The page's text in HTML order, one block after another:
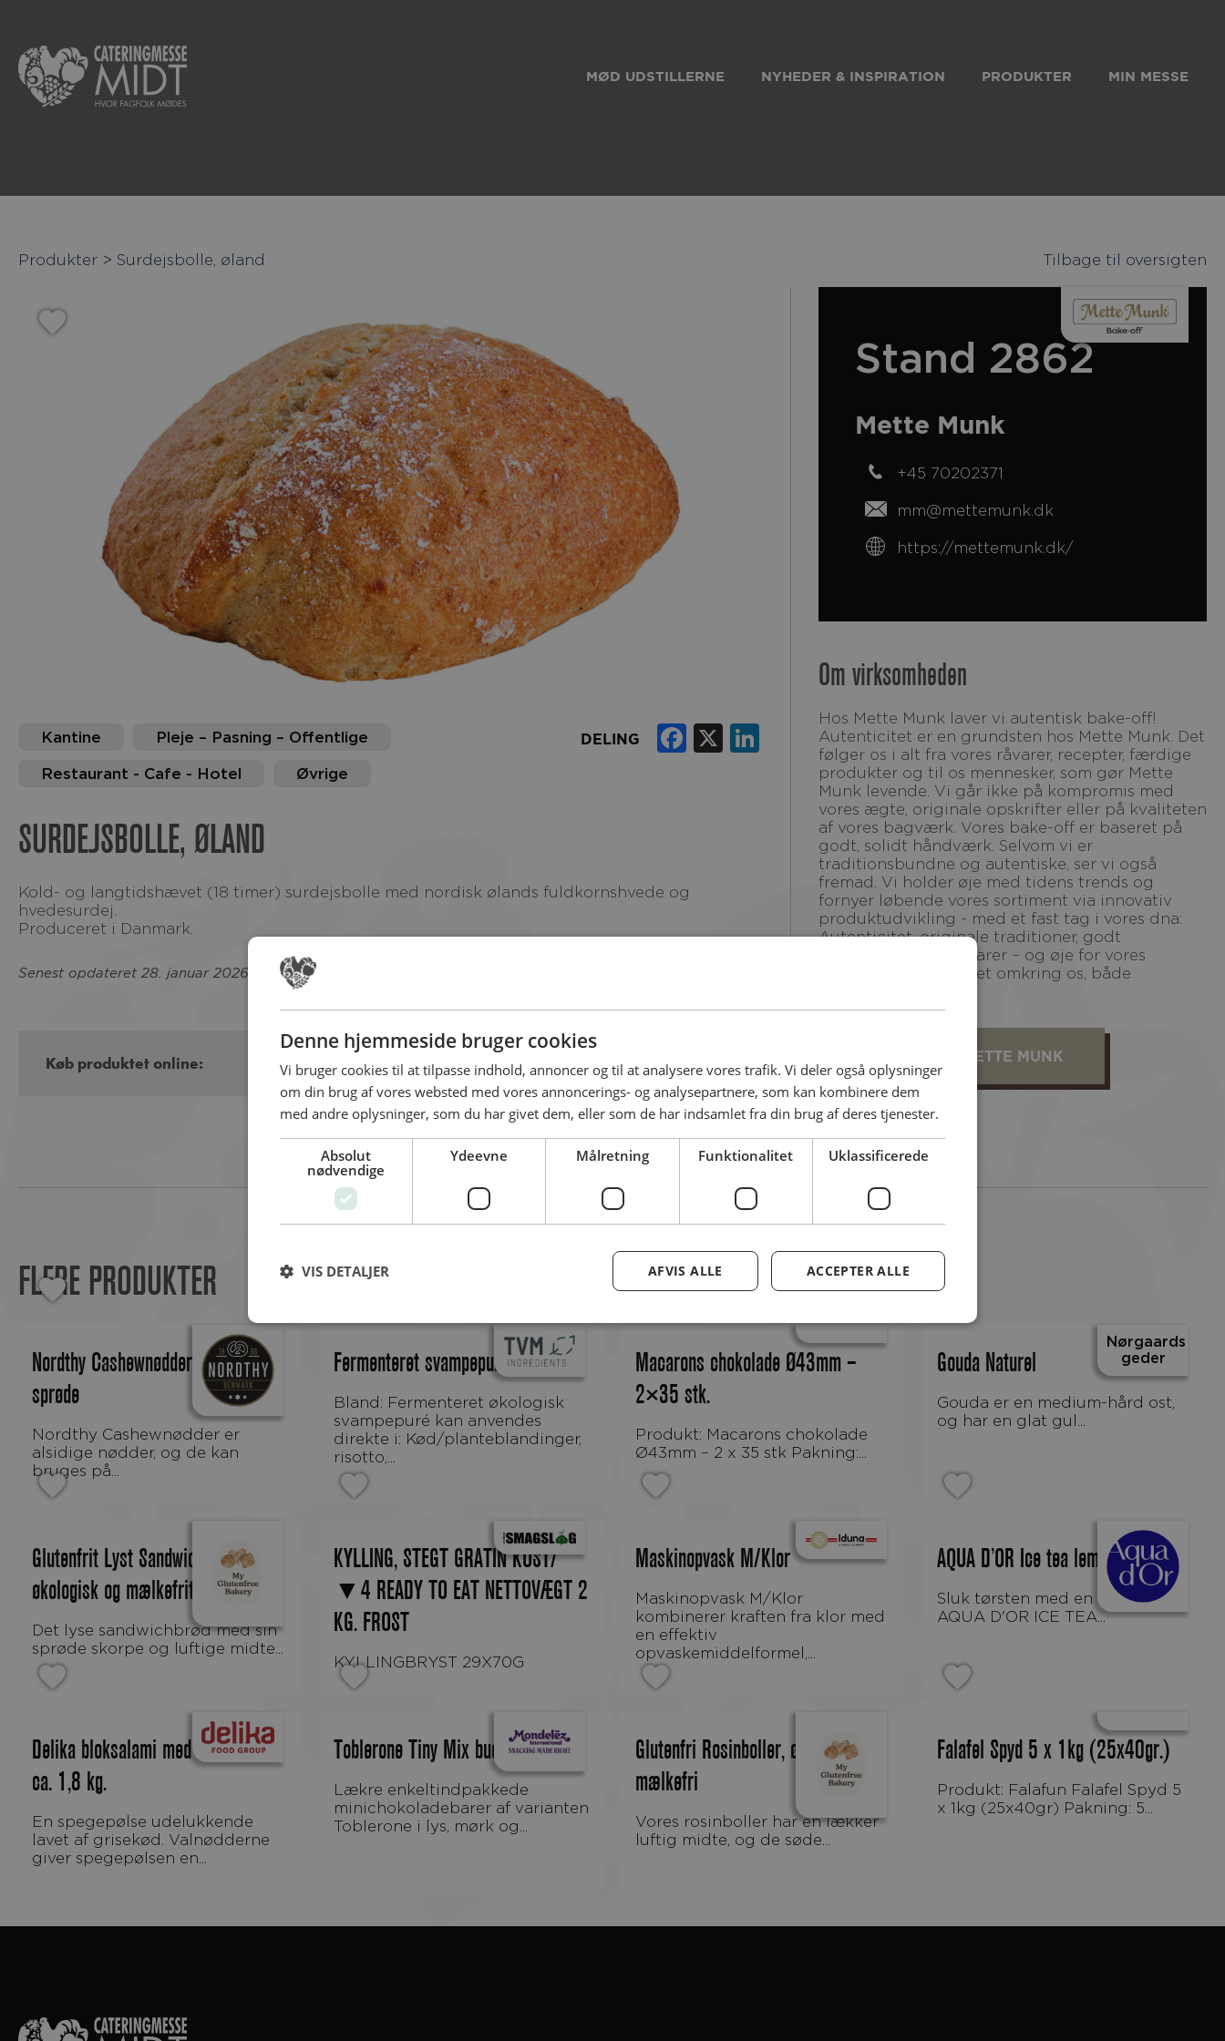
MØD UDSTILLERNE NYHEDER & INSPIRATION PRODUKTER MIN MESSE
Produkter > Surdejsbolle, øland Tilbage til oversigten
Kantine
Pleje – Pasning – Offentlige
Restaurant - Cafe - Hotel
Øvrige
DELING Facebook
X LinkedIn
SURDEJSBOLLE, ØLAND
Kold- og langtidshævet (18 timer) surdejsbolle med nordisk ølands fuldkornshvede og
hvedesurdej.
Produceret i Danmark.
Senest opdateret 28. januar 2026 af Mette Munk
Køb produktet online:
Stand 2862
Mette Munk
+45 70202371
mm@mettemunk.dk
https://mettemunk.dk/
Om virksomheden
Hos Mette Munk laver vi autentisk bake-off!
Autenticitet er en grundsten hos Mette Munk. Det
følger os i alt fra vores råvarer, recepter, færdige
produkter og til os mennesker, som gør Mette
Munk levende. Vi går ikke på kompromis med
vores ægte, originale opskrifter eller på kvaliteten
af vores bagværk. Vores bake-off er baseret på
godt, solidt håndværk. Selvom vi er
traditionsbundne og autentiske, ser vi også
fremad. Vi holder øje med tidens trends og
fornyer løbende vores sortiment via innovativ
produktudvikling - med et fast tag i vores dna:
Autenticitet, originale traditioner, godt
håndværk, enkle råvarer – og øje for vores
indvirkning på miljøet omkring os, både
SE MERE OM METTE MUNK
FLERE PRODUKTER
Nordthy Cashewnødder Ristede og
sprøde
Nordthy Cashewnødder er
alsidige nødder, og de kan
bruges på...
Fermenteret svampepuré Øko
Bland: Fermenteret økologisk
svampepuré kan anvendes
direkte i: Kød/planteblandinger,
risotto,...
Macarons chokolade Ø43mm –
2×35 stk.
Produkt: Macarons chokolade
Ø43mm – 2 x 35 stk Pakning:...
Nørgaards
geder
Gouda Naturel
Gouda er en medium-hård ost,
og har en glat gul...
Glutenfrit Lyst Sandwichbrød,
økologisk og mælkefrit
Det lyse sandwichbrød med sin
sprøde skorpe og luftige midte...
KYLLING, STEGT GRATIN KOST/
▼4 READY TO EAT NETTOVÆGT 2
KG. FROST
KYLLINGBRYST 29X70G
Maskinopvask M/Klor
Maskinopvask M/Klor
kombinerer kraften fra klor med
en effektiv
opvaskemiddelformel,...
AQUA D’OR Ice tea lemon
Sluk tørsten med en kølig, skøn
AQUA D'OR ICE TEA...
Delika bloksalami med valnødder
ca. 1,8 kg.
En spegepølse udelukkende
lavet af grisekød. Valnødderne
giver spegepølsen en...
Toblerone Tiny Mix bucket Cylinder
Lækre enkeltindpakkede
minichokoladebarer af varianten
Toblerone i lys, mørk og...
Glutenfri Rosinboller, økologiske og
mælkefri
Vores rosinboller har en lækker
luftig midte, og de søde...
Falafel Spyd 5 x 1kg (25x40gr.)
Produkt: Falafun Falafel Spyd 5
x 1kg (25x40gr) Pakning: 5...
Denne hjemmeside bruger cookies
Vi bruger cookies til at tilpasse indhold, annoncer og til at analysere vores trafik. Vi deler også oplysninger
om din brug af vores websted med vores annoncerings- og analysepartnere, som kan kombinere dem
med andre oplysninger, som du har givet dem, eller som de har indsamlet fra din brug af deres tjenester.
Absolut
nødvendige
Ydeevne Målretning Funktionalitet Uklassificerede
ACCEPTER ALLE
AFVIS ALLE
VIS DETALJER